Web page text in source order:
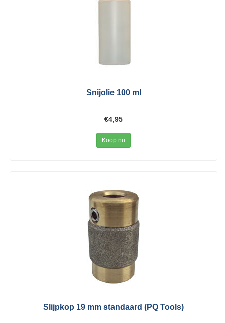
Snijolie 100 ml
€4,95
Koop nu
Slijpkop 19 mm standaard (PQ Tools)